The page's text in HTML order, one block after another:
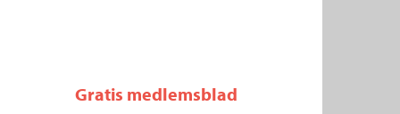
Gratis medlemsblad